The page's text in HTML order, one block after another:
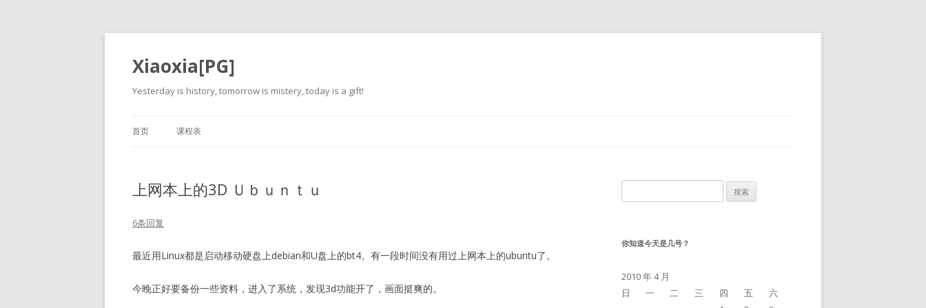
Xiaoxia[PG]
Yesterday is history, tomorrow is mistery, today is a gift!
首页 课程表
上网本上的3D Ｕｂｕｎｔｕ
6条回复
最近用Linux都是启动移动硬盘上debian和U盘上的bt4。有一段时间没有用过上网本上的ubuntu了。
今晚正好要备份一些资料，进入了系统，发现3d功能开了，画面挺爽的。
索：
你知道今天是几号？
2010 年 4 月
日
一 二 三 四 五
六